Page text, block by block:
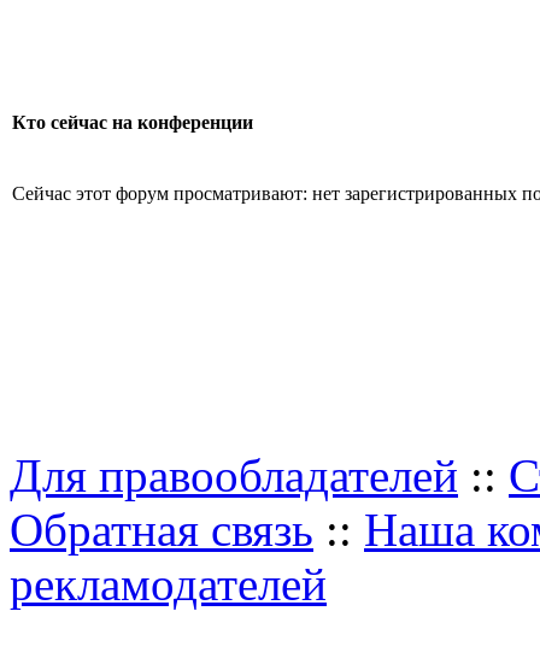
Кто сейчас на конференции
Сейчас этот форум просматривают: нет зарегистрированных
Для правообладателей ::
Обратная связь :: Наша
рекламодателей